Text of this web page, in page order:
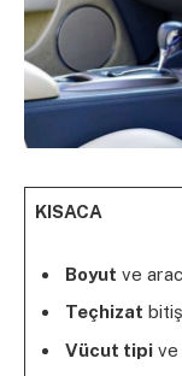
KISACA
Boyut ve
Teçhizat
Vücut tipive